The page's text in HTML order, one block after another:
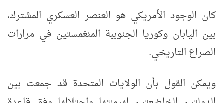
كان الوجود الأمريكي هو العنصر العسكري المشترك،
بين اليابان وكوريا الجنوبية المنغمستين في مرارات
الصراع التاريخي.
ويمكن القول بأن الولايات المتحدة قد جمعت بين